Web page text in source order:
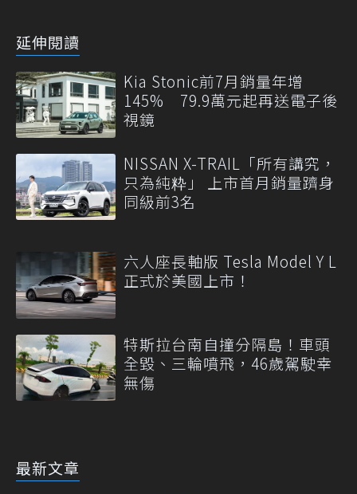
延伸閱讀
Kia Stonic前7月銷量年增
145% 79.9萬元起再送電子後
視鏡
NISSAN X-TRAIL「所有講究，
只為純粋」 上市首月銷量躋身
同級前3名
六人座長軸版 Tesla Model Y L
正式於美國上市！
特斯拉台南自撞分隔島！車頭
全毀、三輪噴飛，46歲駕駛幸
無傷
最新文章